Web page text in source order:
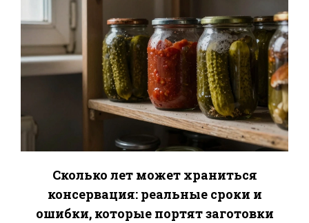
Сколько лет может храниться
консервация: реальные сроки и
ошибки, которые портят заготовки